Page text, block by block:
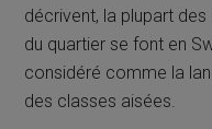
décrivent, la plupart
du quartier se font en
considéré comme la
des classes aisées.